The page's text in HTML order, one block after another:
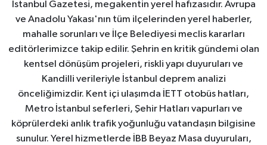
İstanbul Gazetesi, megakentin yerel hafızasıdır. Avrupa
ve Anadolu Yakası'nın tüm ilçelerinden yerel haberler,
mahalle sorunları ve İlçe Belediyesi meclis kararları
editörlerimizce takip edilir. Şehrin en kritik gündemi olan
kentsel dönüşüm projeleri, riskli yapı duyuruları ve
Kandilli verileriyle İstanbul deprem analizi
önceliğimizdir. Kent içi ulaşımda İETT otobüs hatları,
Metro İstanbul seferleri, Şehir Hatları vapurları ve
köprülerdeki anlık trafik yoğunluğu vatandaşın bilgisine
sunulur. Yerel hizmetlerde İBB Beyaz Masa duyuruları,